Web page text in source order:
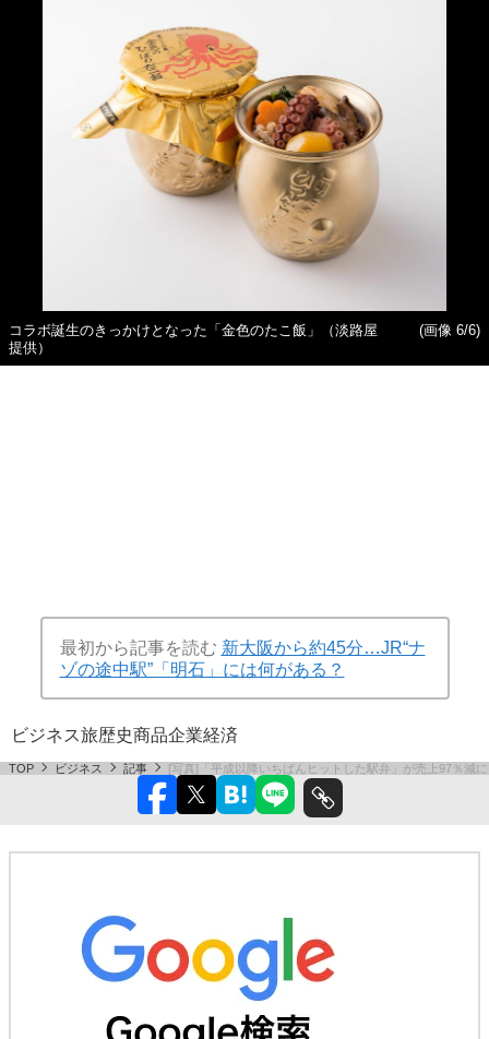
コラボ誕生のきっかけとなった「金色のたこ飯」（淡路屋
提供）
(画像 6/6)
最初から記事を読む 新大阪から約45分…JR“ナ
ゾの途中駅”「明石」には何がある？
ビジネス旅歴史商品企業経済
TOP ビジネス 記事 [写真]「平成以降いちばんヒットした駅弁」が売上97％減